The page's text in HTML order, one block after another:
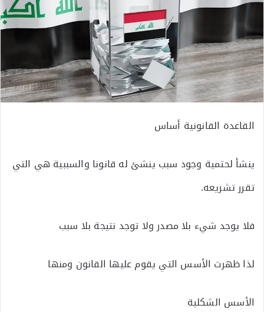
القاعدة القانونية أساس
ينشأ لحتمية وجود سبب ينشئ له قانونا والسببية هي التي
تقرر تشريعه.
فلا يوجد شيء بلا مصدر ولا توجد نتيجة بلا سبب
لذا ظهرت الأسس التي يقوم عليها القانون ومنها
الأسس الشكلية